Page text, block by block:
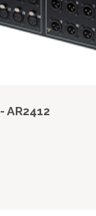
AR2412